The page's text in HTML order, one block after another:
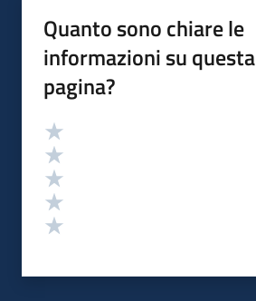
Quanto sono chiare le
informazioni su questa
pagina?
Valutazione